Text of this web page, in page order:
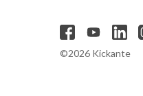
©2026 Kickante